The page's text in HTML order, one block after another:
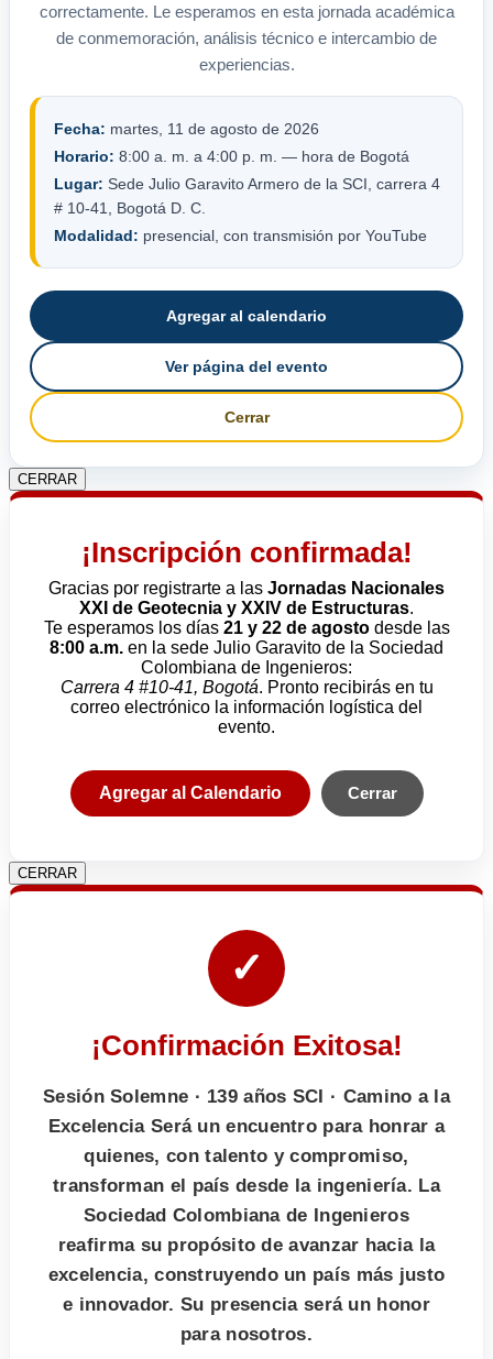
correctamente. Le esperamos en esta jornada académica
de conmemoración, análisis técnico e intercambio de
experiencias.
Fecha: martes, 11 de agosto de 2026
Horario: 8:00 a. m. a 4:00 p. m. — hora de Bogotá
Lugar: Sede Julio Garavito Armero de la SCI, carrera 4
# 10-41, Bogotá D. C.
Modalidad: presencial, con transmisión por YouTube
Agregar al calendario
Ver página del evento
Cerrar
CERRAR
¡Inscripción confirmada!
Gracias por registrarte a las Jornadas Nacionales
XXI de Geotecnia y XXIV de Estructuras.
Te esperamos los días 21 y 22 de agostodesde las
8:00 a.m. en la sede Julio Garavito de la Sociedad
Colombiana de Ingenieros:
Carrera 4 #10-41, Bogotá. Pronto recibirás en tu
correo electrónico la información logística del
evento.
Agregar al Calendario Cerrar
CERRAR
✓
¡Confirmación Exitosa!
Sesión Solemne · 139 años SCI · Camino a la
Excelencia Será un encuentro para honrar a
quienes, con talento y compromiso,
transforman el país desde la ingeniería. La
Sociedad Colombiana de Ingenieros
reafirma su propósito de avanzar hacia la
excelencia, construyendo un país más justo
e innovador. Su presencia será un honor
para nosotros.